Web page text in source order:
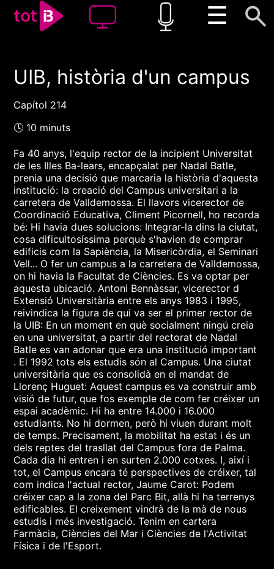
☰
00:00 00:00
UIB, història d'un campus
Capítol 214
🕓 10 minuts
Fa 40 anys, l'equip rector de la incipient Universitat
de les Illes Ba-lears, encapçalat per Nadal Batle,
prenia una decisió que marcaria la història d'aquesta
institució: la creació del Campus universitari a la
carretera de Valldemossa. El llavors vicerector de
Coordinació Educativa, Climent Picornell, ho recorda
bé: Hi havia dues solucions: Integrar-la dins la ciutat,
cosa dificultosíssima perquè s'havien de comprar
edificis com la Sapiència, la Misericòrdia, el Seminari
Vell... O fer un campus a la carretera de Valldemossa,
on hi havia la Facultat de Ciències. Es va optar per
aquesta ubicació. Antoni Bennàssar, vicerector d
Extensió Universitària entre els anys 1983 i 1995,
reivindica la figura de qui va ser el primer rector de
la UIB: En un moment en què socialment ningú creia
en una universitat, a partir del rectorat de Nadal
Batle es van adonar que era una institució important
. El 1992 tots els estudis són al Campus. Una ciutat
universitària que es consolidà en el mandat de
Llorenç Huguet: Aquest campus es va construir amb
visió de futur, que fos exemple de com fer créixer un
espai acadèmic. Hi ha entre 14.000 i 16.000
estudiants. No hi dormen, però hi viuen durant molt
de temps. Precisament, la mobilitat ha estat i és un
dels reptes del trasllat del Campus fora de Palma.
Cada dia hi entren i en surten 2.000 cotxes. I, així i
tot, el Campus encara té perspectives de créixer, tal
com indica l'actual rector, Jaume Carot: Podem
créixer cap a la zona del Parc Bit, allà hi ha terrenys
edificables. El creixement vindrà de la mà de nous
estudis i més investigació. Tenim en cartera
Farmàcia, Ciències del Mar i Ciències de l'Activitat
Física i de l'Esport.